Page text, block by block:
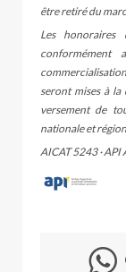
être retiré du
Les honoraires
conformément
seront mises à
versement de
nationale et
AICAT 5243 ·